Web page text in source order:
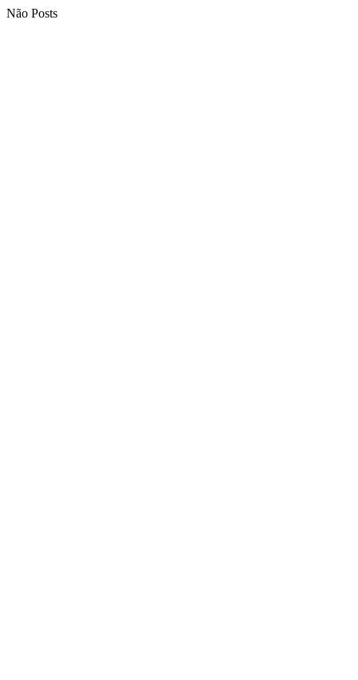
Não Posts